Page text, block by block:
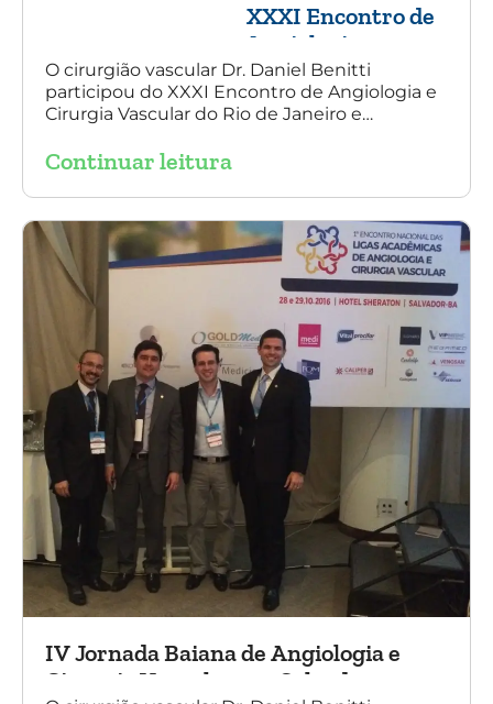
XXXI Encontro de
Angiologia e
Cirurgia Vascular
do Rio de Janeiro
O cirurgião vascular Dr. Daniel Benitti
participou do XXXI Encontro de Angiologia e
Cirurgia Vascular do Rio de Janeiro e
multilayer no tratamento de aneurisma
Continuar leitura
IV Jornada Baiana de Angiologia e
Cirurgia Vascular, em Salvador